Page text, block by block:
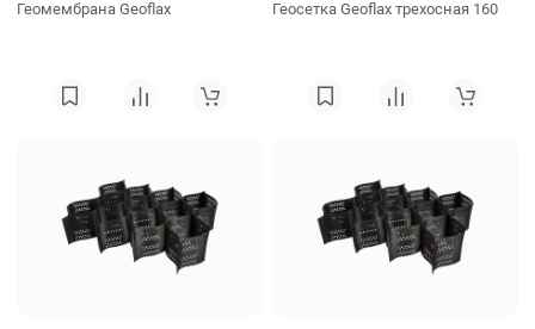
Геомембрана Geoflax Геосетка Geoflax трехосная 160